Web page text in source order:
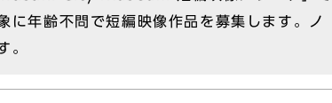
に年齢不問で短編映像作品を募集します。ノ
。